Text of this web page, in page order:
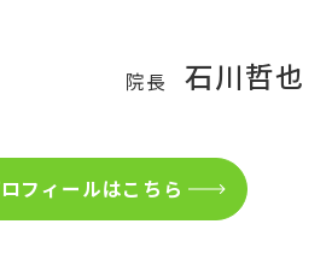
院長 石川哲也
フィールはこちら